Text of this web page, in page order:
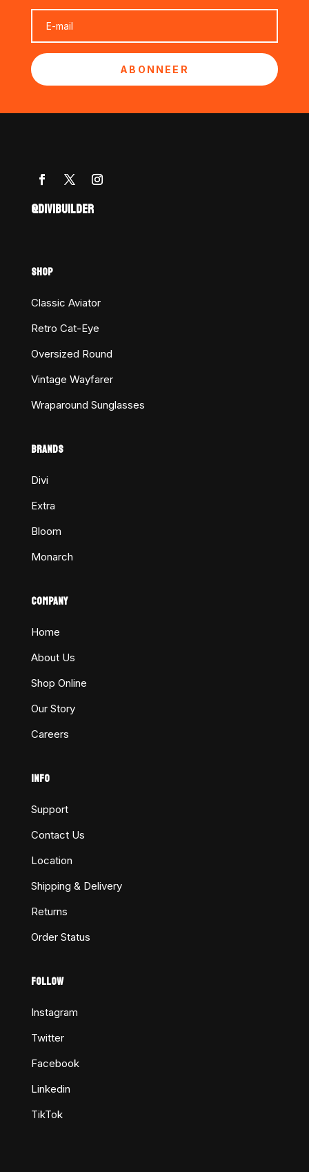
ABONNEER
@DIVIBUILDER
SHOP
Classic Aviator
Retro Cat-Eye
Oversized Round
Vintage Wayfarer
Wraparound Sunglasses
BRANDS
Divi
Extra
Bloom
Monarch
COMPANY
Home
About Us
Shop Online
Our Story
Careers
INFO
Support
Contact Us
Location
Shipping & Delivery
Returns
Order Status
FOLLOW
Instagram
Twitter
Facebook
Linkedin
TikTok